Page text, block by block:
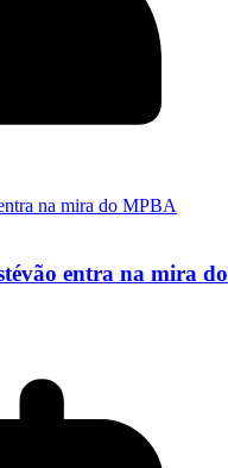
entra na mira do